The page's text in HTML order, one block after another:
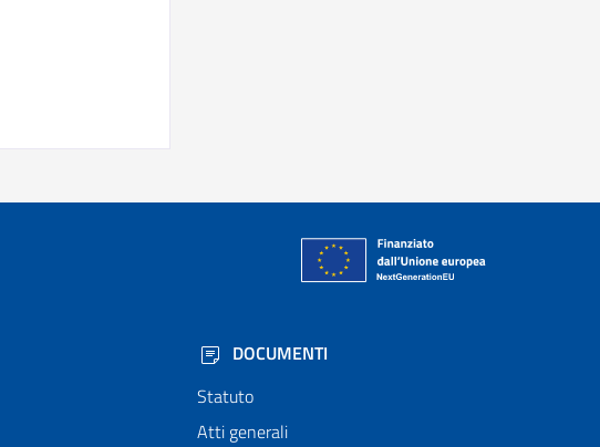
DOCUMENTI
Statuto
Atti generali